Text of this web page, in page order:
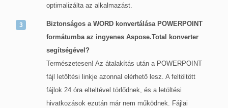
optimalizálta az alkalmazást.
Biztonságos a WORD konvertálása POWERPOINT
formátumba az ingyenes Aspose.Total konverter
segítségével?
Természetesen! Az átalakítás után a POWERPOINT
fájl letöltési linkje azonnal elérhető lesz. A feltöltött
fájlok 24 óra elteltével törlődnek, és a letöltési
hivatkozások ezután már nem működnek. Fájlai